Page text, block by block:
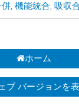
併, 機能統合, 吸収
ホーム
ブ バージョンを